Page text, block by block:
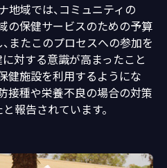
地域では、コミュニティの
の保健サービスのための予算
またこのプロセスへの参加を
対する意識が高まったこと
健施設を利用するようにな
接種や栄養不良の場合の対策
報告されています。